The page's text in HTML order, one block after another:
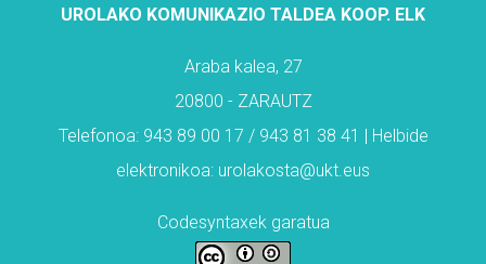
UROLAKO KOMUNIKAZIO TALDEA KOOP. ELK
Araba kalea, 27
20800 - ZARAUTZ
Telefonoa: 943 89 00 17 / 943 81 38 41 | Helbide
elektronikoa: urolakosta@ukt.eus
Codesyntaxek garatua